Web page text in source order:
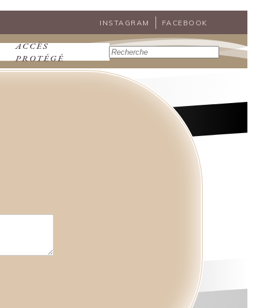
INSTAGRAM FACEBOOK
ACCÈS
PROTÉGÉ
Rechercher